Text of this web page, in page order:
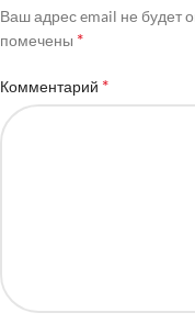
Ваш адрес email не будет
помечены *
Комментарий *